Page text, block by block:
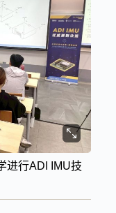
进行ADI IMU技